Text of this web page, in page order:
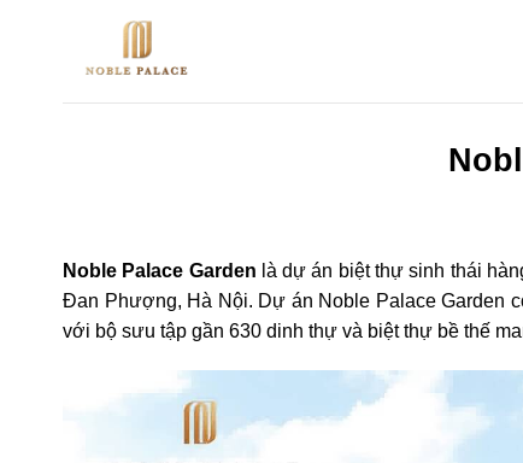
Noble Palace Garden là dự án biệt thự sinh thái
Đan Phượng, Hà Nội. Dự án Noble Palace Garden
với bộ sưu tập gần 630 dinh thự và biệt thự bề thế